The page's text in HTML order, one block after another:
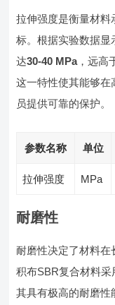
拉伸强度是衡量材料
标。根据实验数据
达30-40 MPa，远高
这一特性使其能够在
员提供可靠的保护。
参数名称 单位
拉伸强度 MPa
耐磨性
耐磨性决定了材料在
积布SBR复合材料
其具有极高的耐磨性